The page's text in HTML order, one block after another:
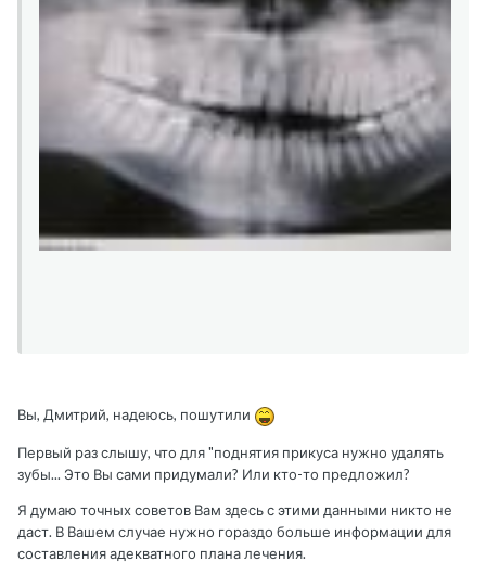
Вы, Дмитрий, надеюсь, пошутили
Первый раз слышу, что для "поднятия прикуса нужно удалять
зубы... Это Вы сами придумали? Или кто-то предложил?
Я думаю точных советов Вам здесь с этими данными никто не
даст. В Вашем случае нужно гораздо больше информации для
составления адекватного плана лечения.